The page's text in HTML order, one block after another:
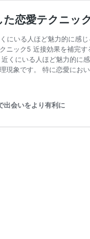
た恋愛テクニッ
にいる人ほど魅力的に感
ニック5 近接効果を補完
くにいる人ほど魅力的に
現象です。 特に恋愛にお
出会いをより有利に